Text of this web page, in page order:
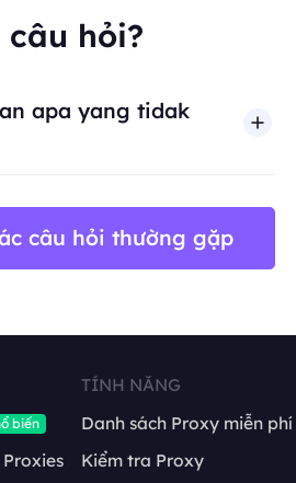
câu hỏi?
apa yang tidak
câu hỏi thường gặp
biến
TÍNH NĂNG
Danh sách Proxy miễn phí
Kiểm tra Proxy